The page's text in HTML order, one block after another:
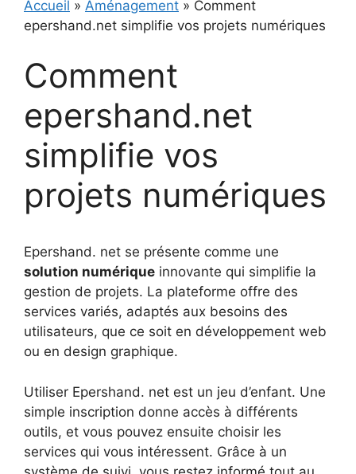
Accueil » Aménagement » Comment
epershand.net simplifie vos projets numériques
Comment
epershand.net
simplifie vos
projets numériques
Epershand. net se présente comme une
solution numérique innovante qui simplifie la
gestion de projets. La plateforme offre des
services variés, adaptés aux besoins des
utilisateurs, que ce soit en développement web
ou en design graphique.
Utiliser Epershand. net est un jeu d’enfant. Une
simple inscription donne accès à différents
outils, et vous pouvez ensuite choisir les
services qui vous intéressent. Grâce à un